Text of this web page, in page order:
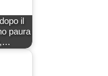
il
paura